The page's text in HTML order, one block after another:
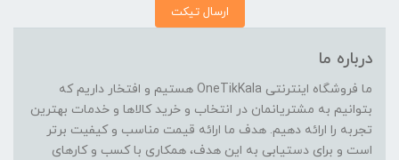
ارسال تیکت
درباره ما
ما فروشگاه اینترنتی OneTikKala هستیم و افتخار داریم که
بتوانیم به مشتریانمان در انتخاب و خرید کالاها و خدمات بهترین
تجربه را ارائه دهیم. هدف ما ارائه قیمت مناسب و کیفیت برتر
است و برای دستیابی به این هدف، همکاری با کسب و کارهای